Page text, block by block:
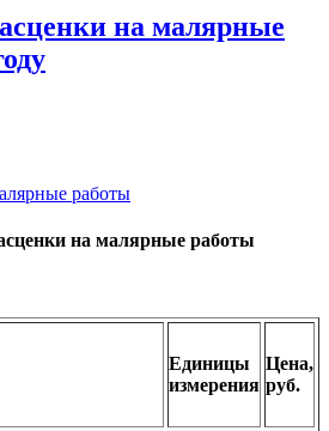
на малярные
работы
на малярные работы
Единицы
измерения
Цена,
руб.